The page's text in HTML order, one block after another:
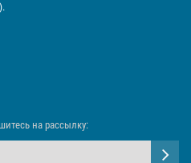
на рассылку: